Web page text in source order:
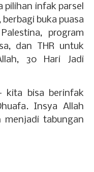
pilihan infak parsel
buka puasa
program
dan THR untuk
30 Hari Jadi
kita bisa berinfak
Insya Allah
tabungan